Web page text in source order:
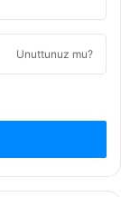
Unuttunuz mu?